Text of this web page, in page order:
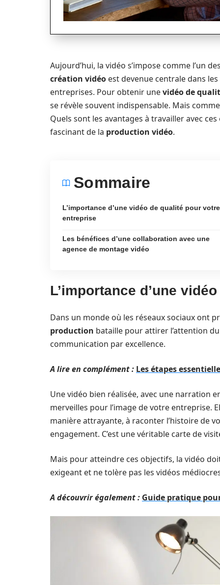
Aujourd’hui, la vidéo s’impose comme l’un
création vidéo est devenue centrale dans
entreprises. Pour obtenir unevidéo de
se révèle souvent indispensable. Mais
Quels sont les avantages à travailler avec
fascinant de la production vidéo.
Sommaire
L’importance d’une vidéo de qualité pour votre
entreprise
Les bénéfices d’une collaboration avec une
agence de montage vidéo
L’importance d’une
Dans un monde où les réseaux sociaux ont
production bataille pour attirer l’attention
communication par excellence.
A lire en complément : Les étapes
Une vidéo bien réalisée, avec une narration
merveilles pour l’image de votre entreprise.
manière attrayante, à raconter l’histoire de
engagement. C’est une véritable carte de
Mais pour atteindre ces objectifs, la vidéo
exigeant et ne tolère pas les vidéos
A découvrir également : Guide pratique